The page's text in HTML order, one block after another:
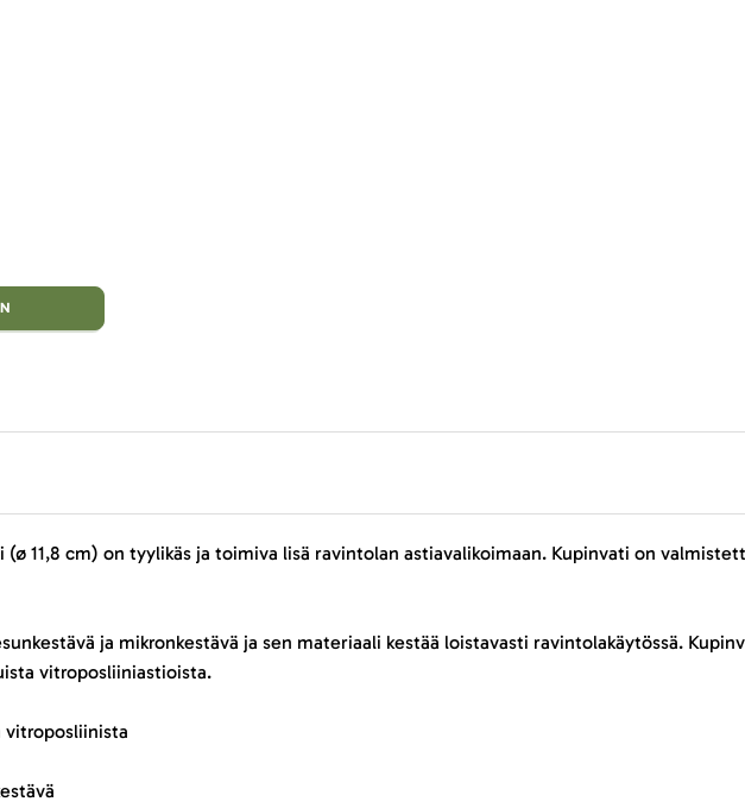
11,8 cm) on tyylikäs ja toimiva lisä ravintolan astiavalikoimaan. Kupinvati on
ja mikronkestävä ja sen materiaali kestää loistavasti ravintolakäytössä.
vitroposliiniastioista.
vitroposliinista